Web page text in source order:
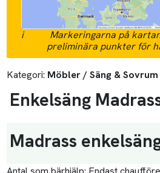
i
Markeringarna på
preliminära punkter för
Kategori: Möbler / Säng & Sovrum
Enkelsäng
Madrass